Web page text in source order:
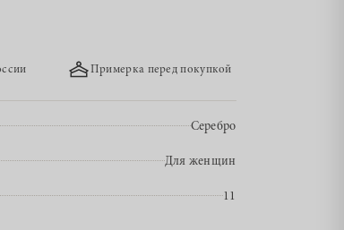
Примерка перед покупкой
Серебро
Для женщин
11